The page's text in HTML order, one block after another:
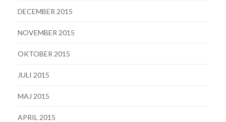
DECEMBER 2015
NOVEMBER 2015
OKTOBER 2015
JULI 2015
MAJ 2015
APRIL 2015